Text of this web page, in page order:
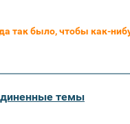
так было, чтобы как-
темы